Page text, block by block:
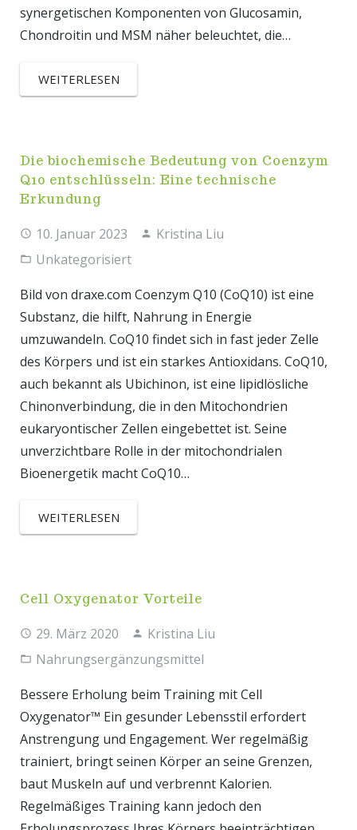
synergetischen Komponenten von Glucosamin,
Chondroitin und MSM näher beleuchtet, die…
WEITERLESEN
Die biochemische Bedeutung von Coenzym
Q10 entschlüsseln: Eine technische
Erkundung
10. Januar 2023
Kristina Liu
Unkategorisiert
Bild von draxe.com Coenzym Q10 (CoQ10) ist eine
Substanz, die hilft, Nahrung in Energie
umzuwandeln. CoQ10 findet sich in fast jeder Zelle
des Körpers und ist ein starkes Antioxidans. CoQ10,
auch bekannt als Ubichinon, ist eine lipidlösliche
Chinonverbindung, die in den Mitochondrien
eukaryontischer Zellen eingebettet ist. Seine
unverzichtbare Rolle in der mitochondrialen
Bioenergetik macht CoQ10…
WEITERLESEN
Cell Oxygenator Vorteile
29. März 2020
Kristina Liu
Nahrungsergänzungsmittel
Bessere Erholung beim Training mit Cell
Oxygenator™ Ein gesunder Lebensstil erfordert
Anstrengung und Engagement. Wer regelmäßig
trainiert, bringt seinen Körper an seine Grenzen,
baut Muskeln auf und verbrennt Kalorien.
Regelmäßiges Training kann jedoch den